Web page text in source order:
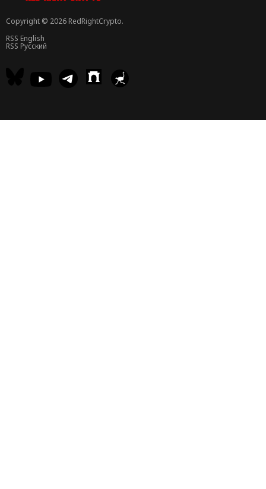
Copyright © 2026 RedRightCrypto.
RSS English
RSS Русский